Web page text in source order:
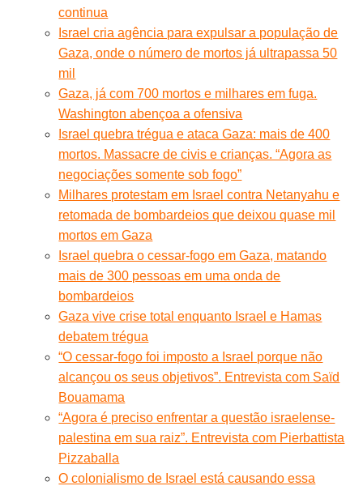
continua
Israel cria agência para expulsar a população de
Gaza, onde o número de mortos já ultrapassa 50
mil
Gaza, já com 700 mortos e milhares em fuga.
Washington abençoa a ofensiva
Israel quebra trégua e ataca Gaza: mais de 400
mortos. Massacre de civis e crianças. “Agora as
negociações somente sob fogo”
Milhares protestam em Israel contra Netanyahu e
retomada de bombardeios que deixou quase mil
mortos em Gaza
Israel quebra o cessar-fogo em Gaza, matando
mais de 300 pessoas em uma onda de
bombardeios
Gaza vive crise total enquanto Israel e Hamas
debatem trégua
“O cessar-fogo foi imposto a Israel porque não
alcançou os seus objetivos”. Entrevista com Saïd
Bouamama
“Agora é preciso enfrentar a questão israelense-
palestina em sua raiz”. Entrevista com Pierbattista
Pizzaballa
O colonialismo de Israel está causando essa